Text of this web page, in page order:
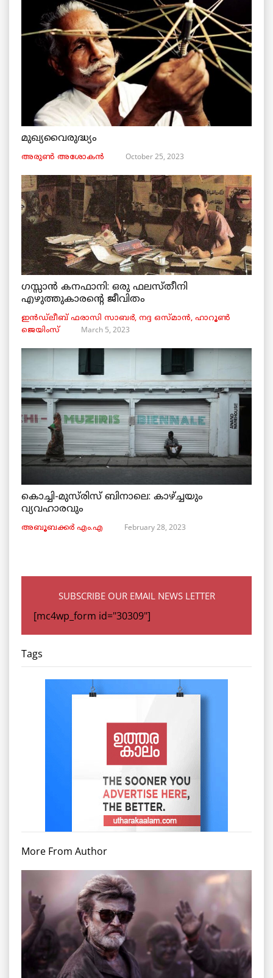
മുഖ്യവൈരുദ്ധ്യം
അരുണ്‍ അശോകൻ October 25, 2023
ഗസ്സാൻ കനഫാനി: ഒരു ഫലസ്തീനി
എഴുത്തുകാരന്റെ ജീവിതം
ഇൻഡ്ലീബ് ​​ഫരാസി സാബർ, നദ്ദ ഒസ്മാൻ, ഹാറൂൺ
ജെയിംസ്
March 5, 2023
കൊച്ചി-മുസ്‌രിസ് ബിനാലെ: കാഴ്ച്ചയും
വ്യവഹാരവും
അബൂബക്കർ എം.എ February 28, 2023
SUBSCRIBE OUR EMAIL NEWS LETTER
[mc4wp_form id="30309"]
Tags
More From Author